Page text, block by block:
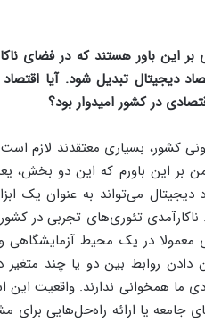
این باور هستند که در فضای
دیجیتال تبدیل شود. آیا
در کشور امیدوار بود؟
کشور، بسیاری معتقدند لازم است
این باورم که این دو بخش،
دیجیتال می‌تواند به عنوان یک
ناکارآمدی تئوری‌های تجربی در
معمولا در یک محیط
دادن روابط بین دو یا چند
ما همخوانی ندارند. واقعیت
جامعه یا ارائه راه‌حل‌هایی